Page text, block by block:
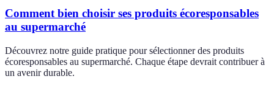
Comment bien choisir ses produits écoresponsables
au supermarché
Découvrez notre guide pratique pour sélectionner des produits
écoresponsables au supermarché. Chaque étape devrait contribuer à
un avenir durable.